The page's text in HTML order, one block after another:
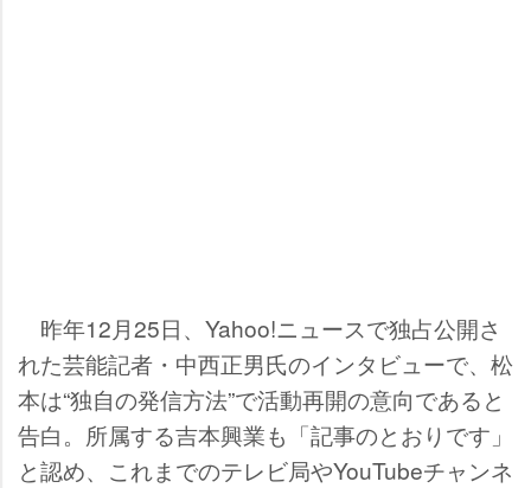
昨年12月25日、Yahoo!ニュースで独占公開さ
れた芸能記者・中西正男氏のインタビューで、松
本は“独自の発信方法”で活動再開の意向であると
告白。所属する吉本興業も「記事のとおりです」
と認め、これまでのテレビ局やYouTubeチャンネ